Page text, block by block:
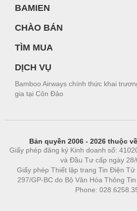
BAMIEN
CHÀO BÁN
TÌM MUA
DỊCH VỤ
Bamboo Airways chính thức khai
gia tại Côn Đảo
Bản quyền 2006 - 2026 thuộc
Giấy phép đăng ký Kinh doanh số:
và Đầu Tư cấp ngày
Giấy phép Thiết lập trang Tin Điện
297/GP-BC do Bộ Văn Hóa Thông
Phone: